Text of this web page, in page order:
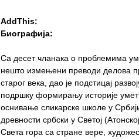
AddThis:
Биографија:
Са десет чланака о проблемима
нешто измењени преводи делова
старог века, дао је подстицај
подршку формирању историје
оснивање сликарске школе у
древности србски у Светој
Света гора са стране вере,